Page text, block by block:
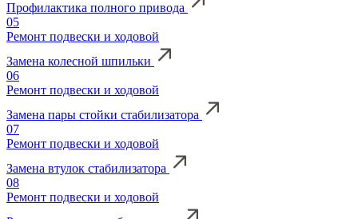
Профилактика полного привода
05
Ремонт подвески и ходовой
Замена колесной шпильки
06
Ремонт подвески и ходовой
Замена пары стойки стабилизатора
07
Ремонт подвески и ходовой
Замена втулок стабилизатора
08
Ремонт подвески и ходовой